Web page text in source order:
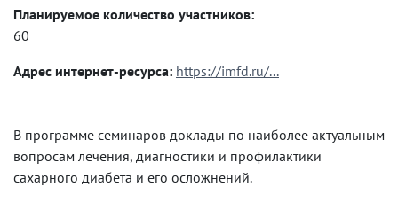
Планируемое количество участников:
60
Адрес интернет-ресурса: https://imfd.ru/...
В программе семинаров доклады по наиболее актуальным
вопросам лечения, диагностики и профилактики
сахарного диабета и его осложнений.